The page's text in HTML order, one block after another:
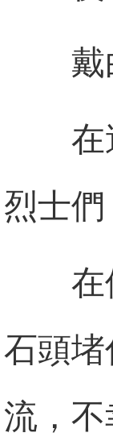
烈士
石頭
流，